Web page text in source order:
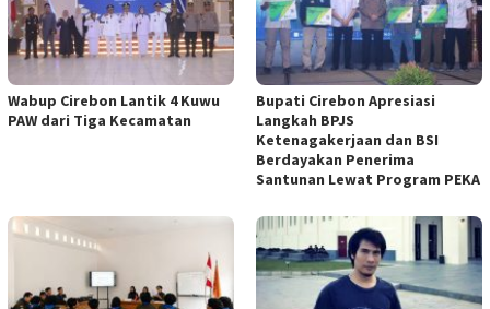
Wabup Cirebon Lantik 4 Kuwu
PAW dari Tiga Kecamatan
Bupati Cirebon Apresiasi
Langkah BPJS
Ketenagakerjaan dan BSI
Berdayakan Penerima
Santunan Lewat Program PEKA